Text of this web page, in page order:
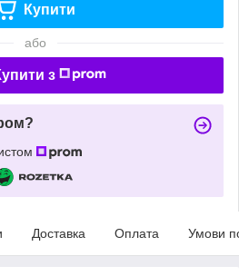
Купити
або
з
Доставка Оплата Умови